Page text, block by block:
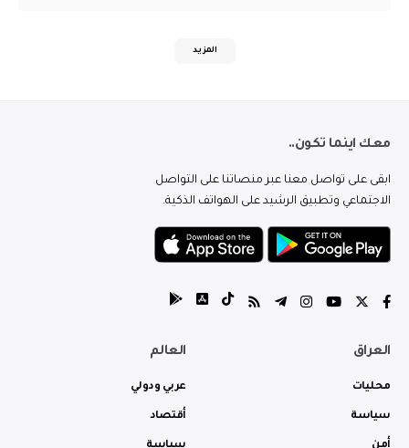
المزيد
معك اينما تكون..
ابقى على تواصل معنا عبر منصاتنا على التواصل
الاجتماعي وتطبيق الرشيد على الهواتف الذكية.
العراق
محليات
سياسة
العالم
عربي ودولي
أقتصاد